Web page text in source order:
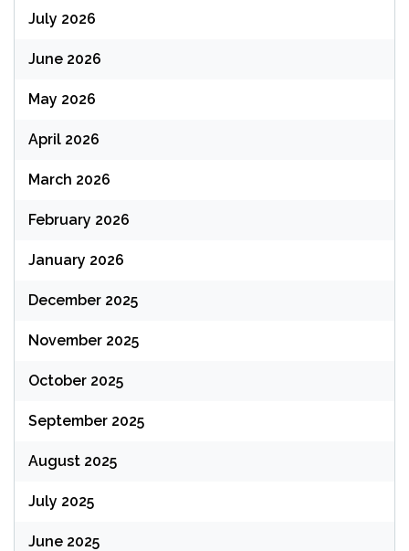
July 2026
June 2026
May 2026
April 2026
March 2026
February 2026
January 2026
December 2025
November 2025
October 2025
September 2025
August 2025
July 2025
June 2025